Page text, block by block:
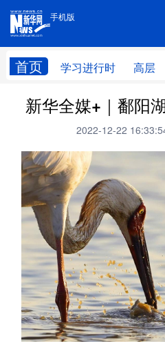
手机版
首页 学习进行时 高层
手机版
网站
学习进行时 高层
财经
台湾
科技 科创
文化 书画
访谈 视频
法律 中央文件
食品 人居
学术中国 乡村振兴
新华全媒+｜鄱阳
2022-12-22